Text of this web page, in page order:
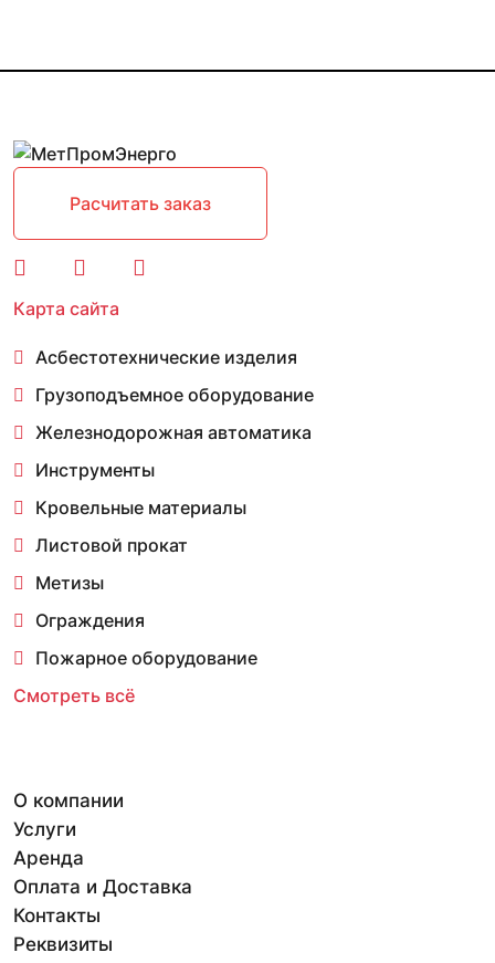
Расчитать заказ
Карта сайта
Асбестотехнические изделия
Грузоподъемное оборудование
Железнодорожная автоматика
Инструменты
Кровельные материалы
Листовой прокат
Метизы
Ограждения
Пожарное оборудование
Смотреть всё
О компании
Услуги
Аренда
Оплата и Доставка
Контакты
Реквизиты